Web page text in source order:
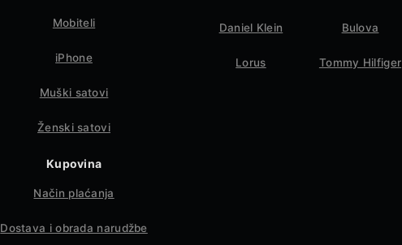
Mobiteli
iPhone
Muški satovi
Ženski satovi
Kupovina
Način plaćanja
Dostava i obrada narudžbe
Daniel Klein Bulova
Lorus Tommy Hilfiger